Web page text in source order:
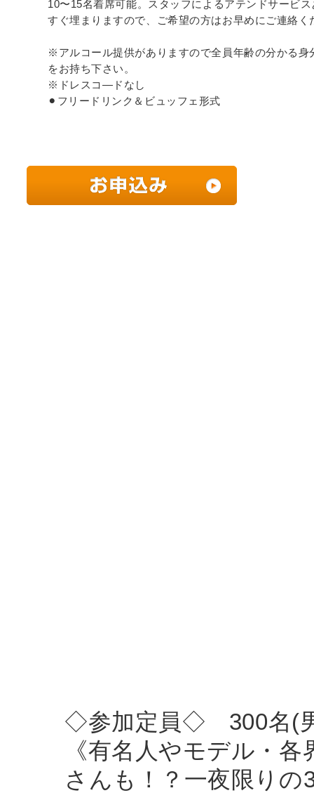
10〜15名着席可能。スタッフによるアテンドサービ
すぐ埋まりますので、ご希望の方はお早めにご連絡
※アルコール提供がありますので全員年齢の分かる身
をお持ち下さい。
※ドレスコ―ドなし
⚫︎フリードリンク＆ビュッフェ形式
◇参加定員◇ 300名(
《有名人やモデル・
さんも！？一夜限りの